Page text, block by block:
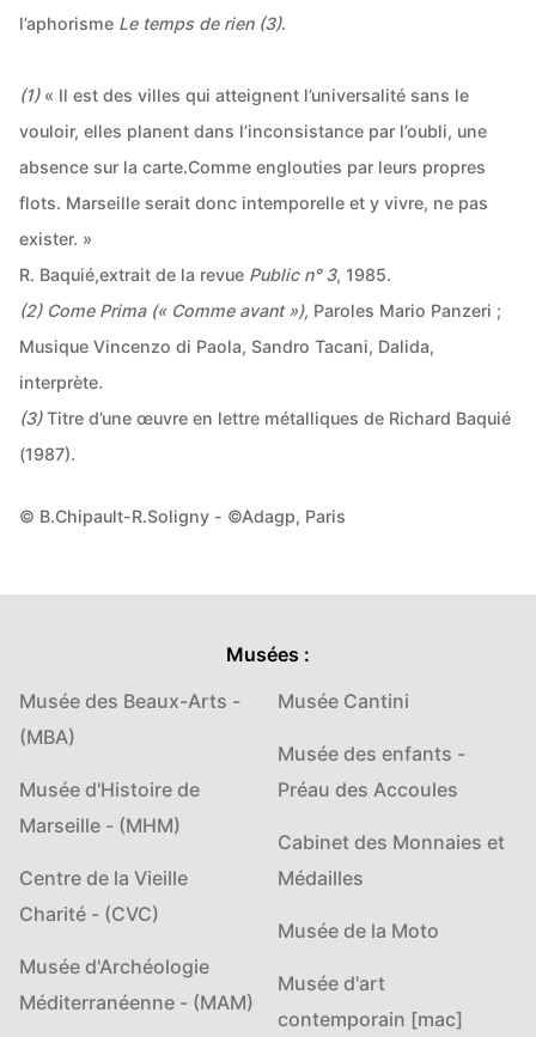
l’aphorisme Le temps de rien (3).
(1)« Il est des villes qui atteignent l’universalité sans le
vouloir, elles planent dans l’inconsistance par l’oubli, une
absence sur la carte.Comme englouties par leurs propres
flots. Marseille serait donc intemporelle et y vivre, ne pas
exister. »
R. Baquié,extrait de la revue Public n° 3, 1985.
(2) Come Prima (« Comme avant »), Paroles Mario Panzeri ;
Musique Vincenzo di Paola, Sandro Tacani, Dalida,
interprète.
(3)Titre d’une œuvre en lettre métalliques de Richard Baquié
(1987).
© B.Chipault-R.Soligny - ©Adagp, Paris
Musées :
Musée des Beaux-Arts -
(MBA)
Musée d'Histoire de
Marseille - (MHM)
Centre de la Vieille
Charité - (CVC)
Musée d'Archéologie
Méditerranéenne - (MAM)
Musée Cantini
Musée des enfants -
Préau des Accoules
Cabinet des Monnaies et
Médailles
Musée de la Moto
Musée d'art
contemporain [mac]